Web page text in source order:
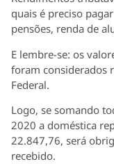
quais é preciso
pensões, renda de
E lembre-se: os
foram considerados
Federal.
Logo, se somando
2020 a doméstica
22.847,76, será
recebido.